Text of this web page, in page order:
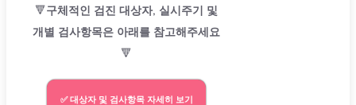
🔻구체적인 검진 대상자, 실시주기 및
개별 검사항목은 아래를 참고해주세요
🔻
✅ 대상자 및 검사항목 자세히 보기